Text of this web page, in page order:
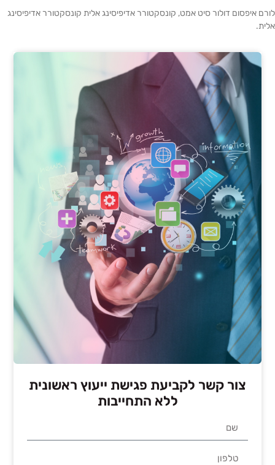
לורם איפסום דולור סיט אמט, קונסקטורר אדיפיסינג אלית קונסקטורר אדיפיסינג
אלית.
צור קשר לקביעת פגישת ייעוץ ראשונית
ללא התחייבות